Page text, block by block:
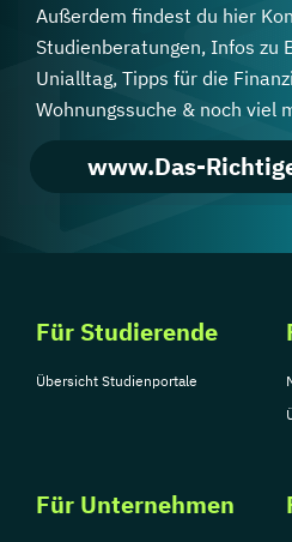
Außerdem findest du hier
Studienberatungen, Infos zu
Unialltag, Tipps für die
Wohnungssuche & noch viel
www.Das-
Für Studierende
Übersicht Studienportale
Für Unternehmen